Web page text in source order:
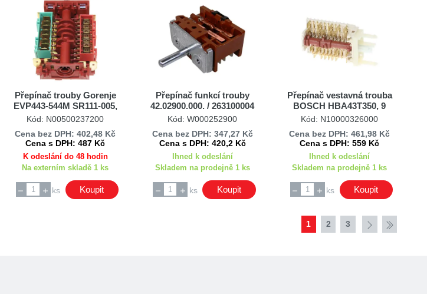
Přepínač trouby Gorenje
EVP443-544M SR111-005,
296331
Kód: N00500237200
Cena bez DPH: 402,48 Kč
Cena s DPH: 487 Kč
K odeslání do 48 hodin
Na externím skladě 1 ks
ks Koupit
Přepínač funkcí trouby
42.02900.000. / 263100004
ARCELIK
Kód: W000252900
Cena bez DPH: 347,27 Kč
Cena s DPH: 420,2 Kč
Ihned k odeslání
Skladem na prodejně 1 ks
ks Koupit
Přepínač vestavná trouba
BOSCH HBA43T350, 9
poloh
Kód: N10000326000
Cena bez DPH: 461,98 Kč
Cena s DPH: 559 Kč
Ihned k odeslání
Skladem na prodejně 1 ks
ks Koupit
1 2 3